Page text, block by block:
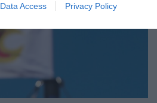
Data Access Privacy Policy